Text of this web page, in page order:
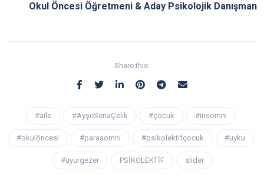
Okul Öncesi Öğretmeni & Aday Psikolojik Danışman
Share this:
#aile #AyşeSenaÇelik #çocuk #insomni
#okulöncesi #parasomni #psikolektifçocuk #uyku
#uyurgezer PSİKOLEKTİF slider